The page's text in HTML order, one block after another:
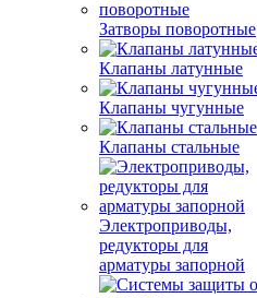
Затворы поворотные
Клапаны латунные
Клапаны чугунные
Клапаны стальные
Электроприводы,
редукторы для
арматуры запорной